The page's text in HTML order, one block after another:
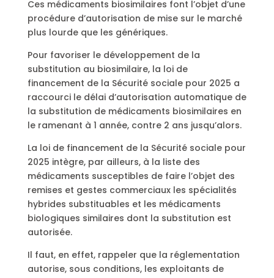
Ces médicaments biosimilaires font l’objet d’une
procédure d’autorisation de mise sur le marché
plus lourde que les génériques.
Pour favoriser le développement de la
substitution au biosimilaire, la loi de
financement de la Sécurité sociale pour 2025 a
raccourci le délai d’autorisation automatique de
la substitution de médicaments biosimilaires en
le ramenant à 1 année, contre 2 ans jusqu’alors.
La loi de financement de la Sécurité sociale pour
2025 intègre, par ailleurs, à la liste des
médicaments susceptibles de faire l’objet des
remises et gestes commerciaux les spécialités
hybrides substituables et les médicaments
biologiques similaires dont la substitution est
autorisée.
Il faut, en effet, rappeler que la réglementation
autorise, sous conditions, les exploitants de